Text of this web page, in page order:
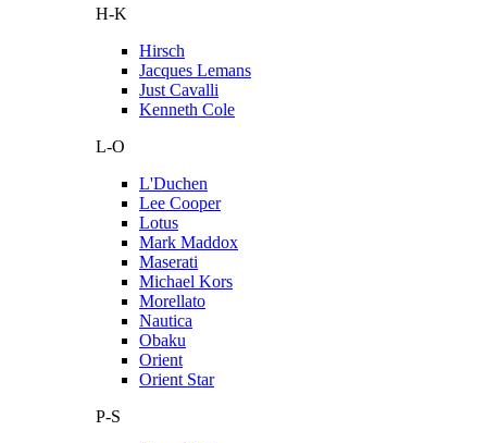
H-K
Hirsch
Jacques Lemans
Just Cavalli
Kenneth Cole
L-O
L'Duchen
Lee Cooper
Lotus
Mark Maddox
Maserati
Michael Kors
Morellato
Nautica
Obaku
Orient
Orient Star
P-S